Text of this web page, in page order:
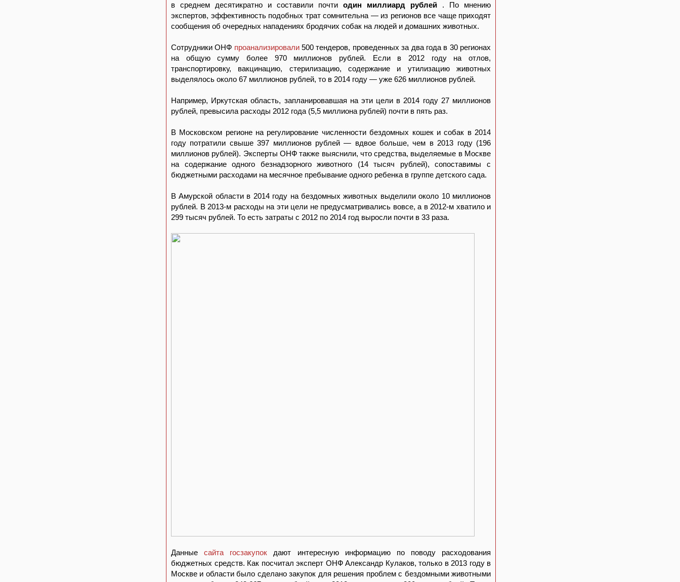
в среднем десятикратно и составили почти один миллиард рублей . По мнению
экспертов, эффективность подобных трат сомнительна — из регионов все чаще приходят
сообщения об очередных нападениях бродячих собак на людей и домашних животных.
Сотрудники ОНФ проанализировали500 тендеров, проведенных за два года в 30 регионах
на общую сумму более 970 миллионов рублей. Если в 2012 году на отлов,
транспортировку, вакцинацию, стерилизацию, содержание и утилизацию животных
выделялось около 67 миллионов рублей, то в 2014 году — уже 626 миллионов рублей.
Например, Иркутская область, запланировавшая на эти цели в 2014 году 27 миллионов
рублей, превысила расходы 2012 года (5,5 миллиона рублей) почти в пять раз.
В Московском регионе на регулирование численности бездомных кошек и собак в 2014
году потратили свыше 397 миллионов рублей — вдвое больше, чем в 2013 году (196
миллионов рублей). Эксперты ОНФ также выяснили, что средства, выделяемые в Москве
на содержание одного безнадзорного животного (14 тысяч рублей), сопоставимы с
бюджетными расходами на месячное пребывание одного ребенка в группе детского сада.
В Амурской области в 2014 году на бездомных животных выделили около 10 миллионов
рублей. В 2013-м расходы на эти цели не предусматривались вовсе, а в 2012-м хватило и
299 тысяч рублей. То есть затраты с 2012 по 2014 год выросли почти в 33 раза.
Данныесайта госзакупок дают интересную информацию по поводу расходования
бюджетных средств. Как посчитал эксперт ОНФ Александр Кулаков, только в 2013 году в
Москве и области было сделано закупок для решения проблем с бездомными животными